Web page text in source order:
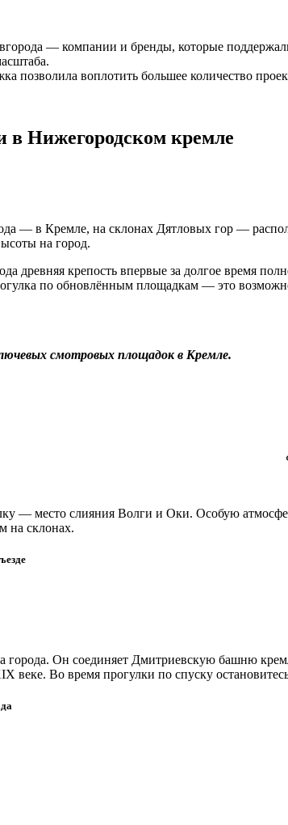
— компании и бренды, которые
позволила воплотить большее количество
Нижегородском кремле
— в Кремле, на склонах Дятловых гор —
на город.
древняя крепость впервые за долгое время
по обновлённым площадкам — это
смотровых площадок в Кремле.
— место слияния Волги и Оки. Особую
на склонах.
города. Он соединяет Дмитриевскую башню
веке. Во время прогулки по спуску